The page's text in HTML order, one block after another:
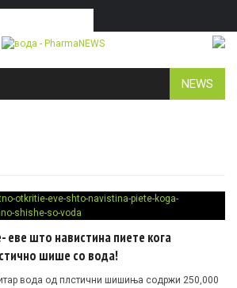
NEWS
еве што навистина пиете кога
шише со вода!
вода од плстични шишиња содржи 250,000